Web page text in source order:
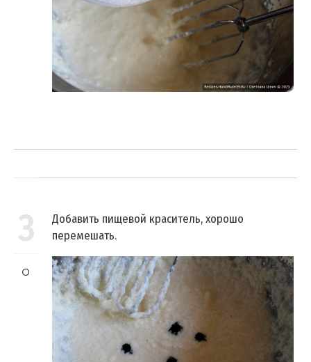
3
Добавить пищевой краситель, хорошо
перемешать.